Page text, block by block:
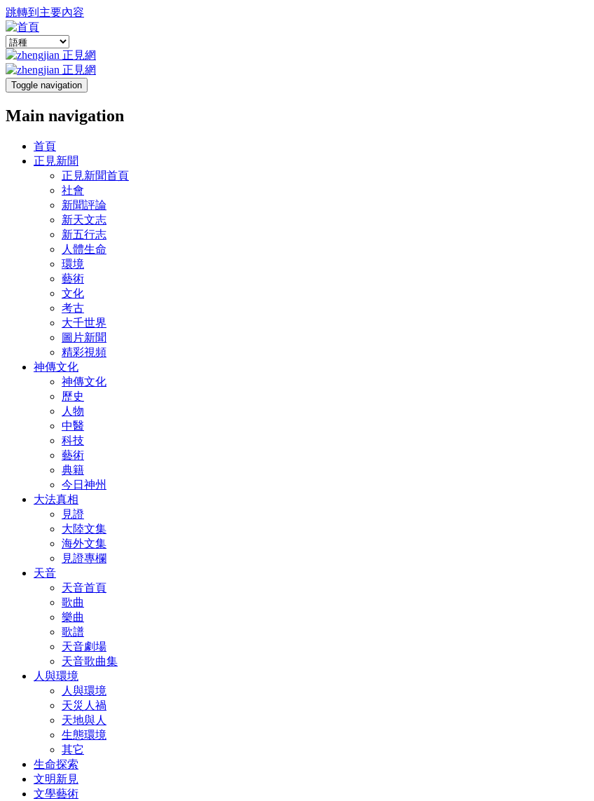
跳轉到主要內容
Toggle navigation
Main navigation
首頁
正見新聞
正見新聞首頁
社會
新聞評論
新天文志
新五行志
人體生命
環境
藝術
文化
考古
大千世界
圖片新聞
精彩視頻
神傳文化
神傳文化
歷史
人物
中醫
科技
藝術
典籍
今日神州
大法真相
見證
大陸文集
海外文集
見證專欄
天音
天音首頁
歌曲
樂曲
歌譜
天音劇場
天音歌曲集
人與環境
人與環境
天災人禍
天地與人
生態環境
其它
生命探索
文明新見
文學藝術